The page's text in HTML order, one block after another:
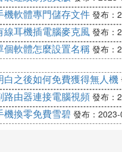
懸挑腳手架
附著式腳手架：
：懸掛式吊籃，三角形
現場施工平台：
：鋼管落地卸料平台，
安全通道施工操作棚
吊基礎智能計算模塊：
含：天然基礎，矩形樁
機軟體專門儲存文件 發布：
線耳機插電腦麥克風 發布：
個軟體怎麼設置名稱 發布：
白之後如何免費獲得無人機
路由器連接電腦視頻 發布：
機換零免費雪碧 發布：